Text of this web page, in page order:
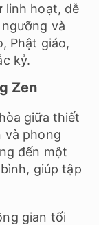
linh hoạt, dễ
và
Phật giáo,
kỷ.
Zen
giữa thiết
và phong
đến một
giúp tập
gian tối